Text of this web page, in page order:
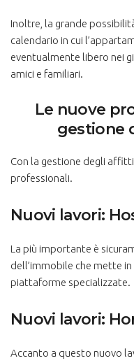
Inoltre, la grande
calendario in cui
eventualmente libero nei
amici e familiari.
Le nuove
gestione
Con la gestione degli
professionali.
Nuovi lavori:
La più importante è
dell’immobile che mette
piattaforme specializzate.
Nuovi lavori:
Accanto a questo nuovo